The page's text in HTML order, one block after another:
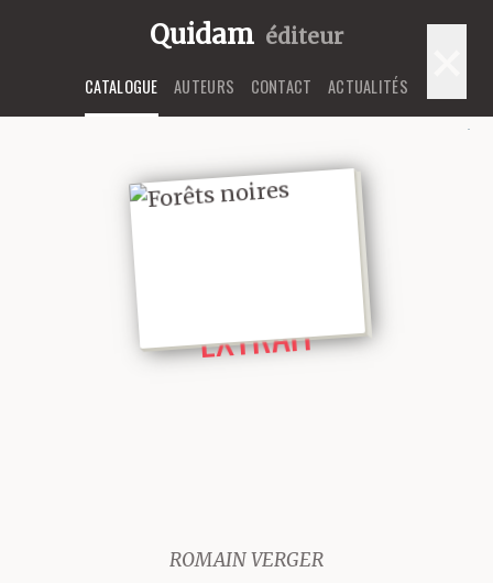
Quidam éditeur
CATALOGUE AUTEURS CONTACT ACTUALITÉS
EXTRAIT
ROMAIN VERGER